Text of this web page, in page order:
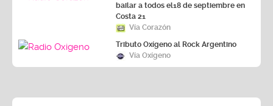
bailar a todos el18 de septiembre en
Costa 21
Vía Corazón
Tributo Oxígeno al Rock Argentino
Vía Oxígeno